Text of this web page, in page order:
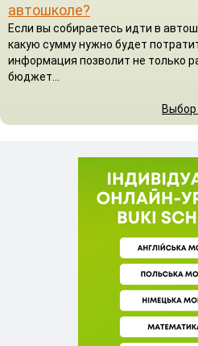
автошколе?
Если вы собираетесь идти в
какую сумму нужно будет
информация позволит не только
бюджет...
Выбор